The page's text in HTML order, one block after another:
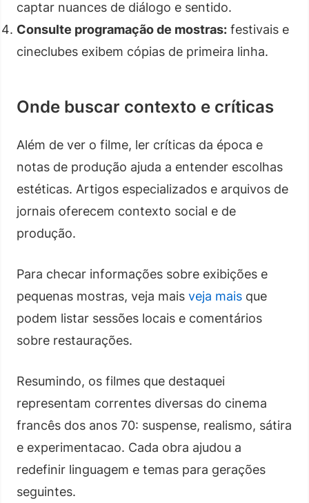
captar nuances de diálogo e sentido.
Consulte programação de mostras: festivais e
cineclubes exibem cópias de primeira linha.
Onde buscar contexto e críticas
Além de ver o filme, ler críticas da época e
notas de produção ajuda a entender escolhas
estéticas. Artigos especializados e arquivos de
jornais oferecem contexto social e de
produção.
Para checar informações sobre exibições e
pequenas mostras, veja mais veja mais que
podem listar sessões locais e comentários
sobre restaurações.
Resumindo, os filmes que destaquei
representam correntes diversas do cinema
francês dos anos 70: suspense, realismo, sátira
e experimentacao. Cada obra ajudou a
redefinir linguagem e temas para gerações
seguintes.